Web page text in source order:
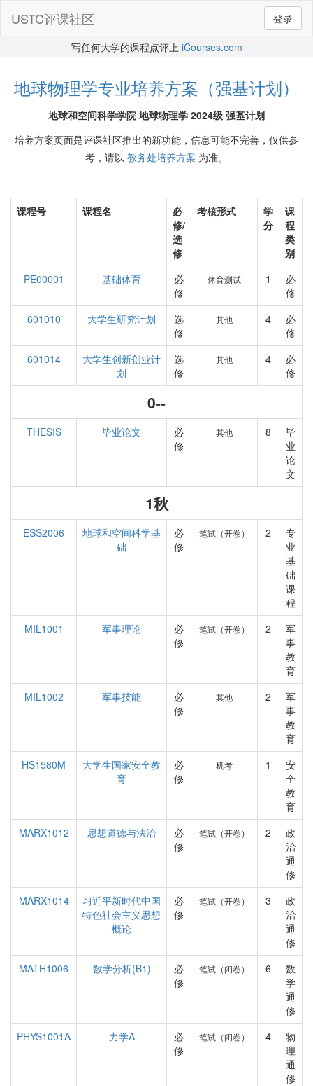
登录
USTC评课社区
写任何大学的课程点评上 iCourses.com
地球物理学专业培养方案（强基计划）
地球和空间科学学院 地球物理学 2024级 强基计划
培养方案页面是评课社区推出的新功能，信息可能不完善，仅供参
考，请以 教务处培养方案 为准。
课程号 课程名
必
修/
选
修
考核形式
学
分
课
程
类
别
PE00001
基础体育
必
修
体育测试 1
必
修
601010
大学生研究计划
选
修
其他 4
必
修
601014
大学生创新创业计
划
选
修
其他 4
必
修
0--
THESIS 毕业论文
必
修
其他 8
毕
业
论
文
1秋
ESS2006
地球和空间科学基
础
必
修
笔试（开卷） 2
专
业
基
础
课
程
MIL1001
军事理论
必
修
笔试（开卷） 2
军
事
教
育
MIL1002
军事技能
必
修
其他 2
军
事
教
育
HS1580M
大学生国家安全教
育
必
修
机考 1
安
全
教
育
MARX1012
思想道德与法治
必
修
笔试（开卷） 2
政
治
通
修
MARX1014
习近平新时代中国
特色社会主义思想
概论
必
修
笔试（开卷） 3
政
治
通
修
MATH1006
数学分析(B1)
必
修
笔试（闭卷） 6
数
学
通
修
PHYS1001A
力学A
必
修
笔试（闭卷） 4
物
理
通
修